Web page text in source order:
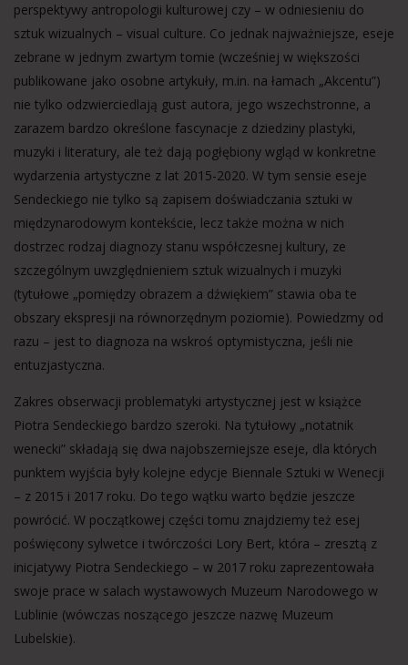
perspektywy antropologii kulturowej czy – w odniesieniu do
sztuk wizualnych – visual culture. Co jednak najważniejsze, eseje
zebrane w jednym zwartym tomie (wcześniej w większości
publikowane jako osobne artykuły, m.in. na łamach „Akcentu”)
nie tylko odzwierciedlają gust autora, jego wszechstronne, a
zarazem bardzo określone fascynacje z dziedziny plastyki,
muzyki i literatury, ale też dają pogłębiony wgląd w konkretne
wydarzenia artystyczne z lat 2015-2020. W tym sensie eseje
Sendeckiego nie tylko są zapisem doświadczania sztuki w
międzynarodowym kontekście, lecz także można w nich
dostrzec rodzaj diagnozy stanu współczesnej kultury, ze
szczególnym uwzględnieniem sztuk wizualnych i muzyki
(tytułowe „pomiędzy obrazem a dźwiękiem” stawia oba te
obszary ekspresji na równorzędnym poziomie). Powiedzmy od
razu – jest to diagnoza na wskroś optymistyczna, jeśli nie
entuzjastyczna.
Zakres obserwacji problematyki artystycznej jest w książce
Piotra Sendeckiego bardzo szeroki. Na tytułowy „notatnik
wenecki” składają się dwa najobszerniejsze eseje, dla których
punktem wyjścia były kolejne edycje Biennale Sztuki w Wenecji
– z 2015 i 2017 roku. Do tego wątku warto będzie jeszcze
powrócić. W początkowej części tomu znajdziemy też esej
poświęcony sylwetce i twórczości Lory Bert, która – zresztą z
inicjatywy Piotra Sendeckiego – w 2017 roku zaprezentowała
swoje prace w salach wystawowych Muzeum Narodowego w
Lublinie (wówczas noszącego jeszcze nazwę Muzeum
Lubelskie).